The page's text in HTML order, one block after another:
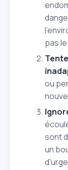
pas
ou
sont
un